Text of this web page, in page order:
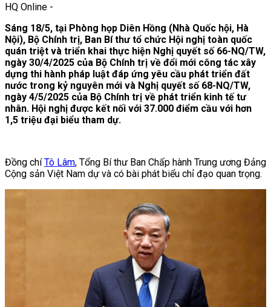
HQ Online -
Sáng 18/5, tại Phòng họp Diên Hồng (Nhà Quốc hội, Hà
Nội), Bộ Chính trị, Ban Bí thư tổ chức Hội nghị toàn quốc
quán triệt và triển khai thực hiện Nghị quyết số 66-NQ/TW,
ngày 30/4/2025 của Bộ Chính trị về đổi mới công tác xây
dựng thi hành pháp luật đáp ứng yêu cầu phát triển đất
nước trong kỷ nguyên mới và Nghị quyết số 68-NQ/TW,
ngày 4/5/2025 của Bộ Chính trị về phát triển kinh tế tư
nhân. Hội nghị được kết nối với 37.000 điểm cầu với hơn
1,5 triệu đại biểu tham dự.
Đồng chíTô Lâm, Tổng Bí thư Ban Chấp hành Trung ương Đảng
Cộng sản Việt Nam dự và có bài phát biểu chỉ đạo quan trọng.